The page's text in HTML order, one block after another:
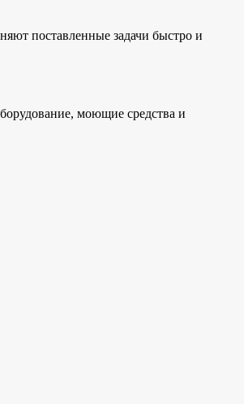
поставленные задачи быстро и
моющие средства и